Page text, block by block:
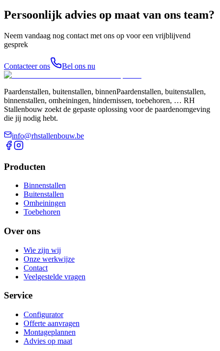
Persoonlijk advies op maat van ons team?
Neem vandaag nog contact met ons op voor een vrijblijvend
gesprek
Contacteer ons Bel ons nu
Paardenstallen, buitenstallen, binnenPaardenstallen, buitenstallen,
binnenstallen, omheiningen, hindernissen, toebehoren, … RH
Stallenbouw zoekt de gepaste oplossing voor de paardenomgeving
die jij nodig hebt.
info@rhstallenbouw.be
Producten
Binnenstallen
Buitenstallen
Omheiningen
Toebehoren
Over ons
Wie zijn wij
Onze werkwijze
Contact
Veelgestelde vragen
Service
Configurator
Offerte aanvragen
Montageplannen
Advies op maat